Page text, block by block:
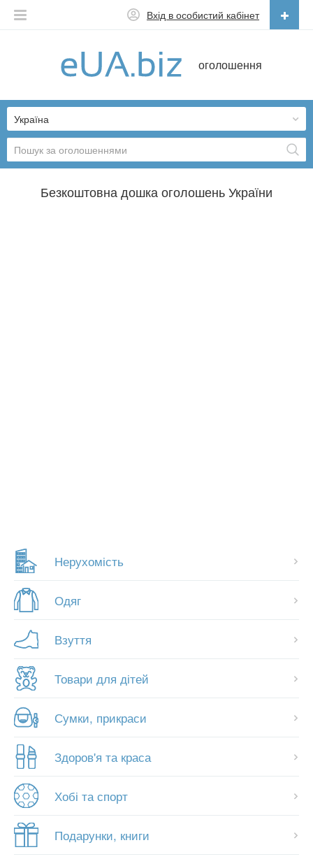
оголошення
Вхід в особистий кабінет
Українська
Україна
Безкоштовна дошка оголошень України
Нерухомість
Одяг
Взуття
Товари для дітей
Сумки, прикраси
Здоров'я та краса
Хобі та спорт
Подарунки, книги